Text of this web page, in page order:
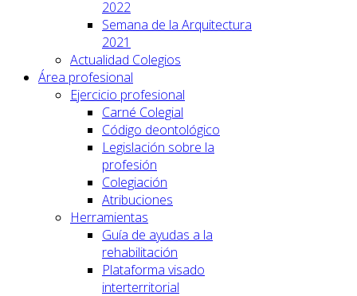
2022
Semana de la Arquitectura
2021
Actualidad Colegios
Área profesional
Ejercicio profesional
Carné Colegial
Código deontológico
Legislación sobre la
profesión
Colegiación
Atribuciones
Herramientas
Guía de ayudas a la
rehabilitación
Plataforma visado
interterritorial